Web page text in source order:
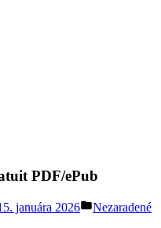
PDF/ePub
januára 2026
Posted
Nezaradené